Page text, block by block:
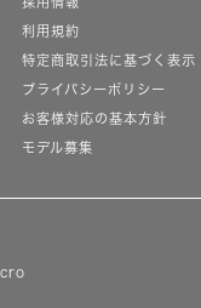
利用規約
特定商取引法に基づく表示
プライバシーポリシー
お客様対応の基本方針
モデル募集